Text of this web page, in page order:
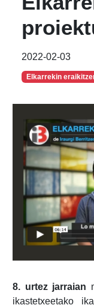
2022-02-03
Elkarrekin
8. urtez jarraian
ikastetxeetako